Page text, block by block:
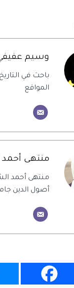
وسيم
باحث في
المواقع
منتهى
منتهى أحمد
أصول الدين